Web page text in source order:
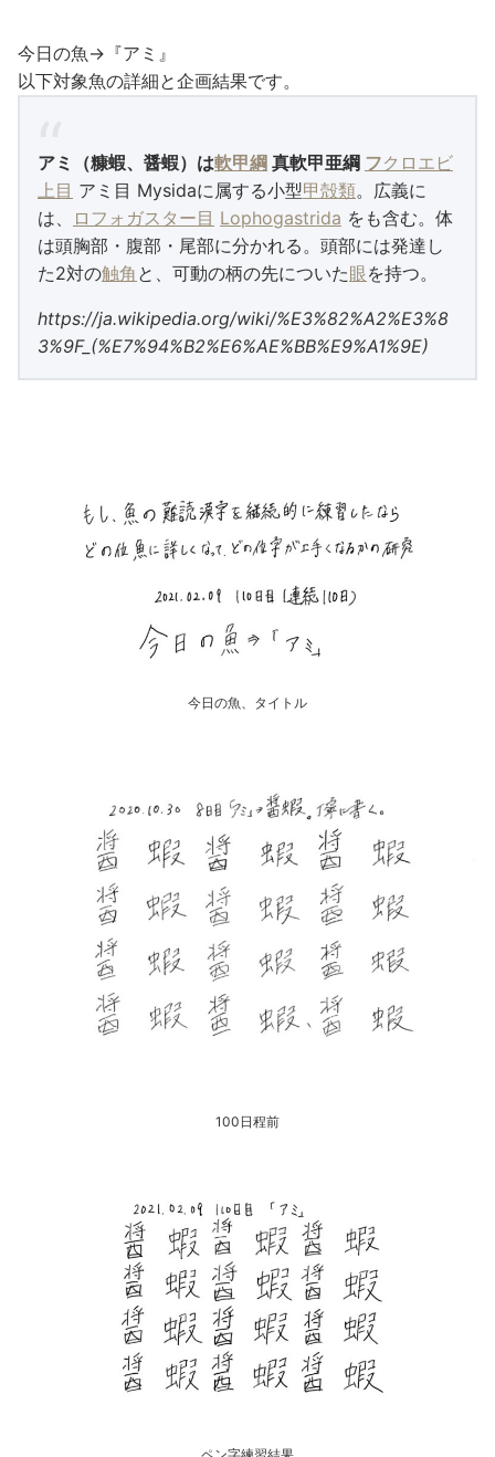
今日の魚→『アミ』
以下対象魚の詳細と企画結果です。
アミ（糠蝦、醤蝦） は軟甲綱 真軟甲亜綱 フクロエビ
上目 アミ目 Mysidaに属する小型甲殻類。広義に
は、
ロフォガスター目 Lophogastrida をも含む。体
は頭胸部・腹部・尾部に分かれる。頭部には発達し
た2対の触角 と、可動の柄の先についた眼を持つ。
https://ja.wikipedia.org/wiki/%E3%82%A2%E3%8
3%9F_(%E7%94%B2%E6%AE%BB%E9%A1%9E)
今日の魚、タイトル
100日程前